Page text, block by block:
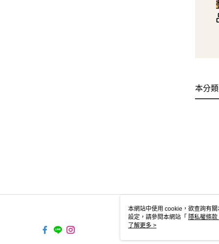
本分
本網站中使用 cookie，欲查詢有
設定，請參閱本網站「 隱私權條款
使用 cookie。
了解更多 >